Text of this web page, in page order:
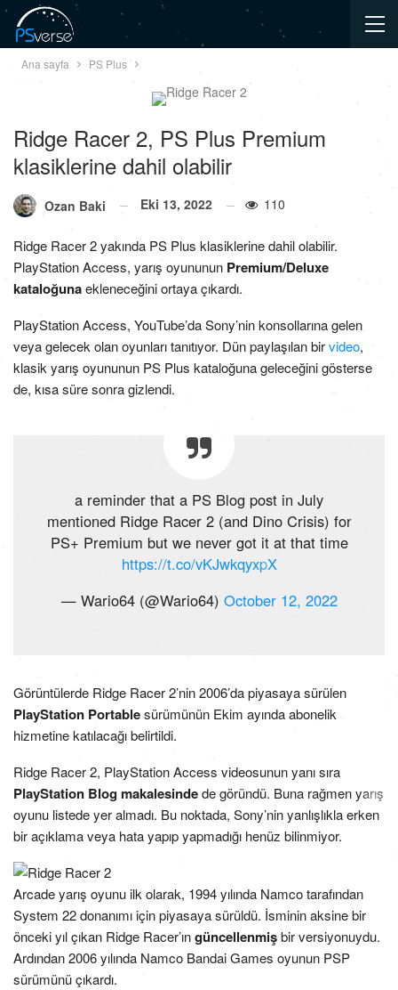
Ana sayfa PS Plus
Ridge Racer 2, PS Plus Premium
klasiklerine dahil olabilir
Ozan Baki Eki 13, 2022 110
Ridge Racer 2 yakında PS Plus klasiklerine dahil olabilir.
PlayStation Access, yarış oyununun Premium/Deluxe
kataloğunaekleneceğini ortaya çıkardı.
PlayStation Access, YouTube’da Sony’nin konsollarına gelen
veya gelecek olan oyunları tanıtıyor. Dün paylaşılan birvideo,
klasik yarış oyununun PS Plus kataloğuna geleceğini gösterse
de, kısa süre sonra gizlendi.
a reminder that a PS Blog post in July
mentioned Ridge Racer 2 (and Dino Crisis) for
PS+ Premium but we never got it at that time
https://t.co/vKJwkqyxpX
— Wario64 (@Wario64) October 12, 2022
Görüntülerde Ridge Racer 2’nin 2006’da piyasaya sürülen
PlayStation Portablesürümünün Ekim ayında abonelik
hizmetine katılacağı belirtildi.
Ridge Racer 2, PlayStation Access videosunun yanı sıra
PlayStation Blog makalesindede göründü. Buna rağmen yarış
oyunu listede yer almadı. Bu noktada, Sony’nin yanlışlıkla erken
bir açıklama veya hata yapıp yapmadığı henüz bilinmiyor.
Arcade yarış oyunu ilk olarak, 1994 yılında Namco tarafından
System 22 donanımı için piyasaya sürüldü. İsminin aksine bir
önceki yıl çıkan Ridge Racer’ıngüncellenmişbir versiyonuydu.
Ardından 2006 yılında Namco Bandai Games oyunun PSP
sürümünü çıkardı.